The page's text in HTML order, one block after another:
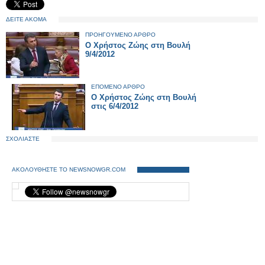
ΔΕΙΤΕ ΑΚΟΜΑ
ΠΡΟΗΓΟΥΜΕΝΟ ΑΡΘΡΟ
O Χρήστος Ζώης στη Βουλή
9/4/2012
ΕΠΟΜΕΝΟ ΑΡΘΡΟ
Ο Χρήστος Ζώης στη Βουλή
στις 6/4/2012
ΣΧΟΛΙΑΣΤΕ
ΑΚΟΛΟΥΘΗΣΤΕ ΤΟ NEWSNOWGR.COM